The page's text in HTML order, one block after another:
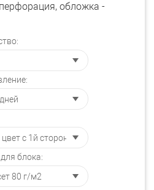
обложка -
блока: